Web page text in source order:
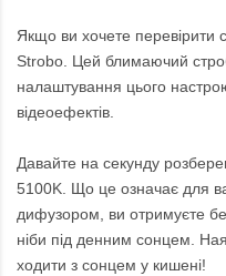
Якщо ви хочете перевірити
Strobo. Цей блимаючий
налаштування цього
відеоефектів.
Давайте на секунду
5100K. Що це означає для
дифузором, ви отримуєте
ніби під денним сонцем.
ходити з сонцем у кишені!